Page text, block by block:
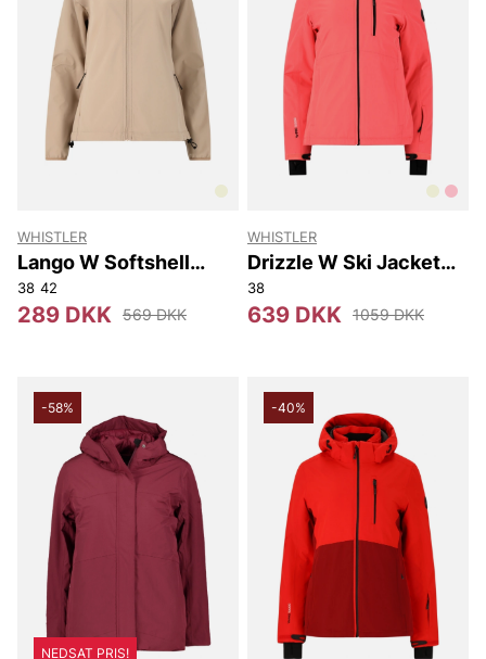
WHISTLER
Lango W Softshell
Jacket
38 42
289 DKK 569 DKK
WHISTLER
Drizzle W Ski Jacket
W-Pro 10000
38
639 DKK 1059 DKK
-58%
NEDSAT PRIS!
-40%